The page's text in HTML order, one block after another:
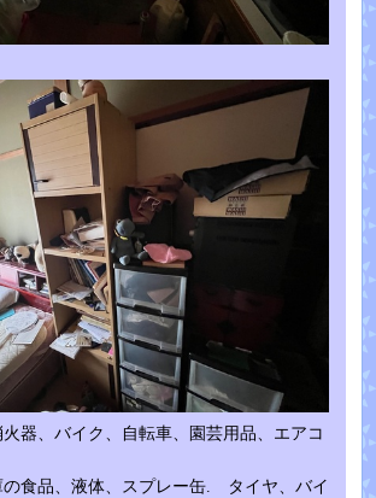
器、バイク、自転車、園芸用品、エアコ
の食品、液体、スプレー缶. タイヤ、バイ